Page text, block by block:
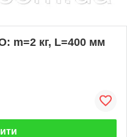
m=2 кг, L=400 мм